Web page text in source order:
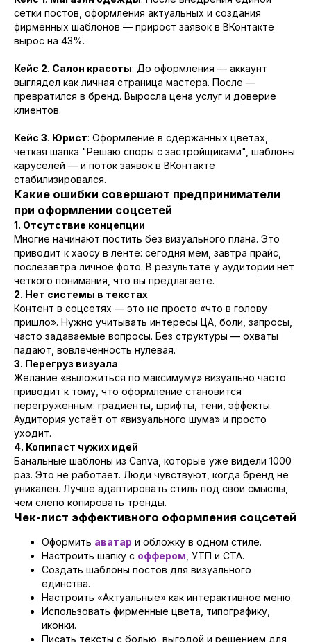
сетки постов, оформления актуальных и создания
фирменных шаблонов — прирост заявок в ВКонтакте
вырос на 43%.
Кейс 2. Салон красоты: До оформления — аккаунт
выглядел как личная страница мастера. После —
превратился в бренд. Выросла цена услуг и доверие
клиентов.
Кейс 3. Юрист: Оформление в сдержанных цветах,
четкая шапка "Решаю споры с застройщиками", шаблоны
каруселей — и поток заявок в ВКонтакте
стабилизировался.
Какие ошибки совершают предприниматели
при оформлении соцсетей
1. Отсутствие концепции
Многие начинают постить без визуального плана. Это
приводит к хаосу в ленте: сегодня мем, завтра прайс,
послезавтра личное фото. В результате у аудитории нет
четкого понимания, что вы предлагаете.
2. Нет системы в текстах
Контент в соцсетях — это не просто «что в голову
пришло». Нужно учитывать интересы ЦА, боли, запросы,
часто задаваемые вопросы. Без структуры — охваты
падают, вовлеченность нулевая.
3. Перегруз визуала
Желание «выложиться по максимуму» визуально часто
приводит к тому, что оформление становится
перегруженным: градиенты, шрифты, тени, эффекты.
Аудитория устаёт от «визуального шума» и просто
уходит.
4. Копипаст чужих идей
Банальные шаблоны из Canva, которые уже видели 1000
раз. Это не работает. Люди чувствуют, когда бренд не
уникален. Лучше адаптировать стиль под свои смыслы,
чем слепо копировать тренды.
Чек-лист эффективного оформления соцсетей
Оформить аватар и обложку в одном стиле.
Настроить шапку с оффером , УТП и CTA.
Создать шаблоны постов для визуального
единства.
Настроить «Актуальные» как интерактивное меню.
Использовать фирменные цвета, типографику,
иконки.
Писать тексты с болью, выгодой и решением для
УСЛУГИ
БЛОГ
ВАШЕГО РОСТА
КОМПЛЕКСНОЕ ПРОДВИЖЕНИЕ
РАЗРАБОТКА И ПРОДВИЖЕНИЕ САЙТОВ
SMM ПРОДВИЖЕНИЕ В СОЦИАЛЬНЫХ СЕТЯХ
SEO ПОИСКОВАЯ ОПТИМИЗАЦИЯ
И ПРОДВИЖЕНИЕ
ПРОДВИЖЕНИЕ НА АВИТО
НАЙМ ОТДЕЛА МАРКЕТИНГА
ДИЗАЙН И БРЕНДИНГ
УПРАВЛЕНИЕ РЕПУТАЦИЕЙ
ТРАФИК
МАРКЕТИНГОВАЯ СТРАТЕГИЯ
ТАРГЕТИРОВАННАЯ РЕКЛАМА
КОНТЕКСТНАЯ РЕКЛАМА